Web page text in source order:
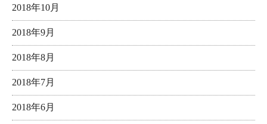
2018年10月
2018年9月
2018年8月
2018年7月
2018年6月